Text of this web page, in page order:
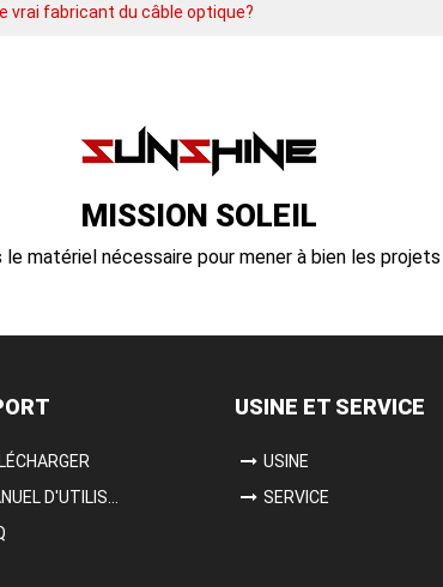
vrai fabricant du câble optique?
MISSION SOLEIL
matériel nécessaire pour mener à bien les
D'UTILISATION
USINE ET SERVICE
USINE
SERVICE